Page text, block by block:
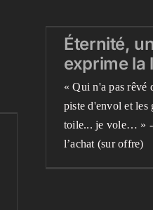
Éternité,
Blog Peintures
Éternité,
exprime la
« Qui n'a pas rêvé
piste d'envol et les
toile... je vole… » -
l’achat (sur offre)